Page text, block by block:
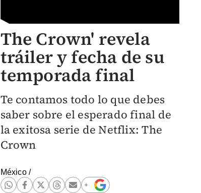
The Crown' revela
tráiler y fecha de su
temporada final
Te contamos todo lo que debes
saber sobre el esperado final de
la exitosa serie de Netflix: The
Crown
México/